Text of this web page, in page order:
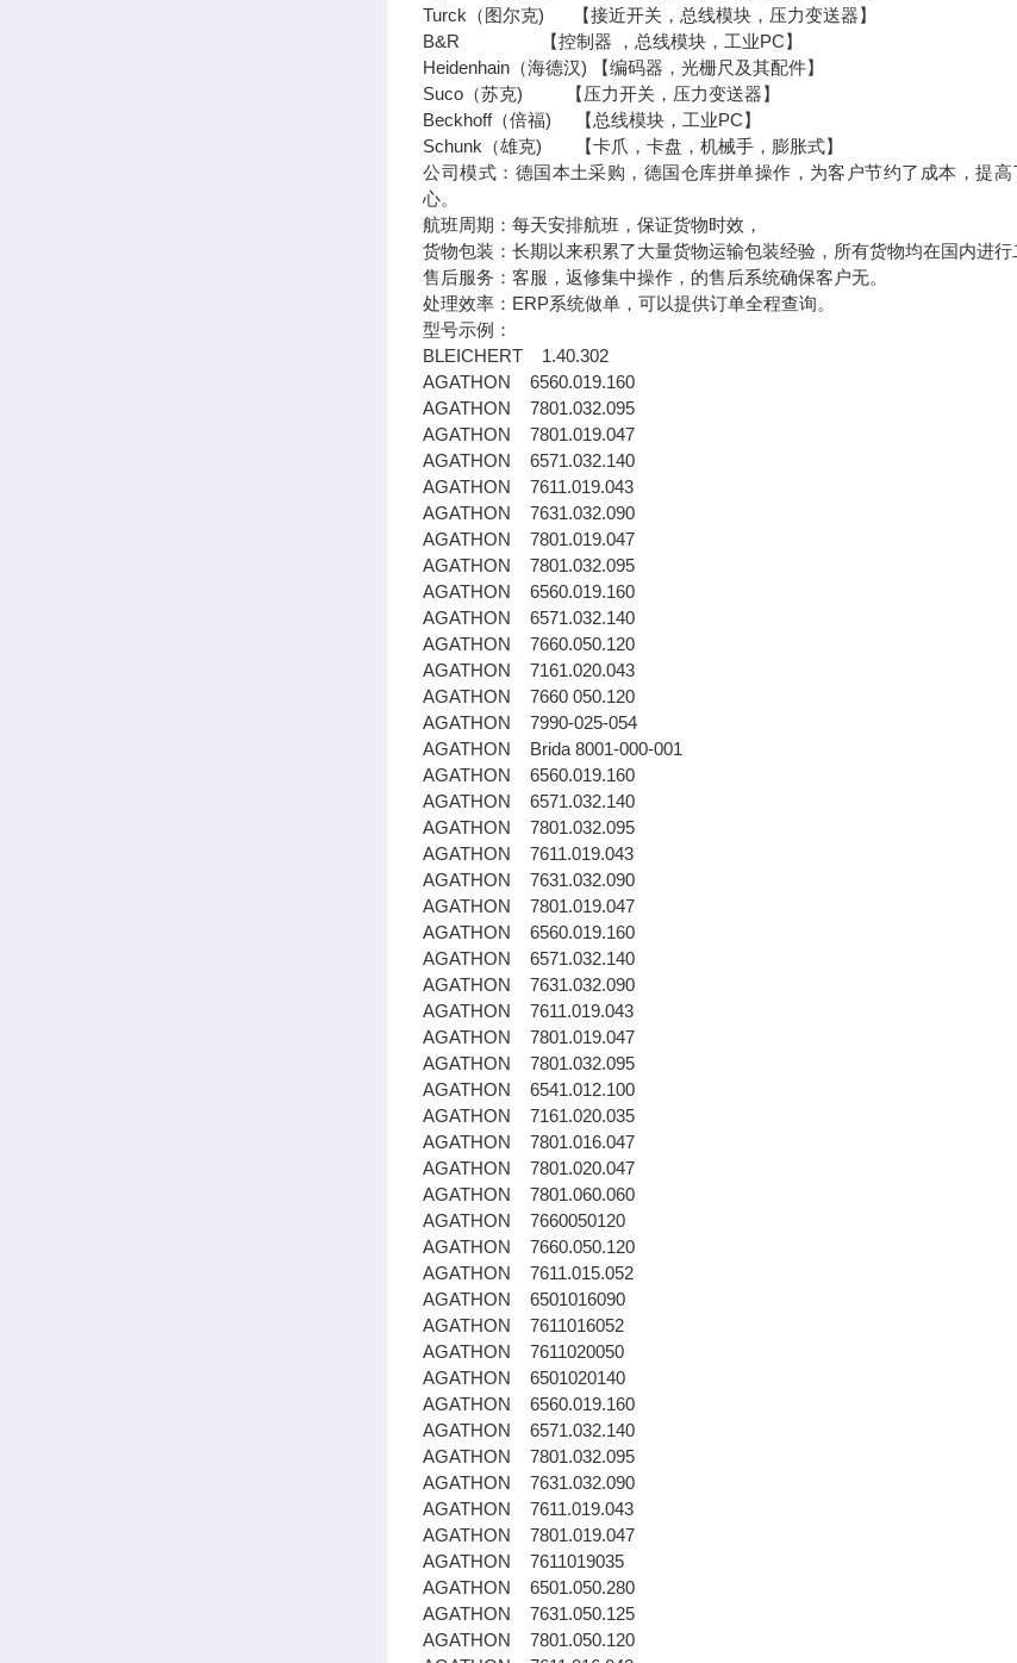
Turck（图尔克) 【接近开关，总线模块，压力变送器】
B&R 【控制器 ，总线模块，工业PC】
Heidenhain（海德汉) 【编码器，光栅尺及其配件】
Suco（苏克) 【压力开关，压力变送器】
Beckhoff（倍福) 【总线模块，工业PC】
Schunk（雄克) 【卡爪，卡盘，机械手，膨胀式】
公司模式：德国本土采购，德国仓库拼单操作，为客户节约了成本，提
心。
航班周期：每天安排航班，保证货物时效，
货物包装：长期以来积累了大量货物运输包装经验，所有货物均在国内进行
售后服务：客服，返修集中操作，的售后系统确保客户无。
处理效率：ERP系统做单，可以提供订单全程查询。
型号示例：
BLEICHERT 1.40.302
AGATHON 6560.019.160
AGATHON 7801.032.095
AGATHON 7801.019.047
AGATHON 6571.032.140
AGATHON 7611.019.043
AGATHON 7631.032.090
AGATHON 7801.019.047
AGATHON 7801.032.095
AGATHON 6560.019.160
AGATHON 6571.032.140
AGATHON 7660.050.120
AGATHON 7161.020.043
AGATHON 7660 050.120
AGATHON 7990-025-054
AGATHON Brida 8001-000-001
AGATHON 6560.019.160
AGATHON 6571.032.140
AGATHON 7801.032.095
AGATHON 7611.019.043
AGATHON 7631.032.090
AGATHON 7801.019.047
AGATHON 6560.019.160
AGATHON 6571.032.140
AGATHON 7631.032.090
AGATHON 7611.019.043
AGATHON 7801.019.047
AGATHON 7801.032.095
AGATHON 6541.012.100
AGATHON 7161.020.035
AGATHON 7801.016.047
AGATHON 7801.020.047
AGATHON 7801.060.060
AGATHON 7660050120
AGATHON 7660.050.120
AGATHON 7611.015.052
AGATHON 6501016090
AGATHON 7611016052
AGATHON 7611020050
AGATHON 6501020140
AGATHON 6560.019.160
AGATHON 6571.032.140
AGATHON 7801.032.095
AGATHON 7631.032.090
AGATHON 7611.019.043
AGATHON 7801.019.047
AGATHON 7611019035
AGATHON 6501.050.280
AGATHON 7631.050.125
AGATHON 7801.050.120